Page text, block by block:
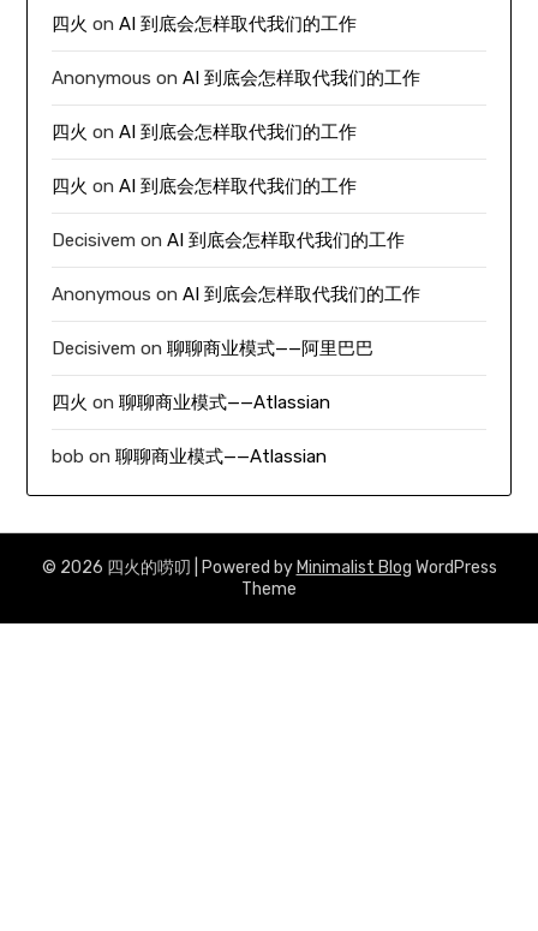
四火 onAI 到底会怎样取代我们的工作
Anonymous onAI 到底会怎样取代我们的工作
四火 onAI 到底会怎样取代我们的工作
四火 onAI 到底会怎样取代我们的工作
Decisivem onAI 到底会怎样取代我们的工作
Anonymous onAI 到底会怎样取代我们的工作
Decisivem on聊聊商业模式——阿里巴巴
四火 on聊聊商业模式——Atlassian
bob on聊聊商业模式——Atlassian
© 2026 四火的唠叨 | Powered by Minimalist Blog WordPress
Theme